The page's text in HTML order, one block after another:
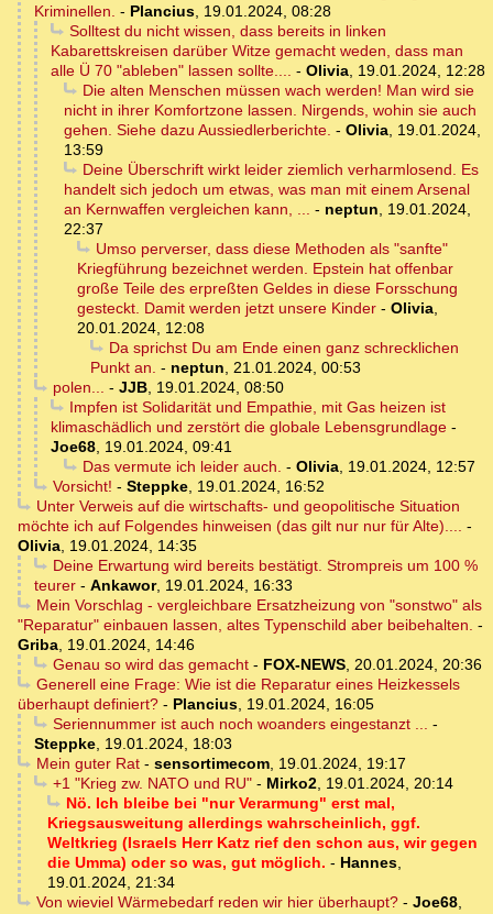
Kriminellen. - Plancius, 19.01.2024, 08:28
Solltest du nicht wissen, dass bereits in linken
Kabarettskreisen darüber Witze gemacht weden, dass man
alle Ü 70 "ableben" lassen sollte.... - Olivia, 19.01.2024, 12:28
Die alten Menschen müssen wach werden! Man wird sie
nicht in ihrer Komfortzone lassen. Nirgends, wohin sie auch
gehen. Siehe dazu Aussiedlerberichte. - Olivia, 19.01.2024,
13:59
Deine Überschrift wirkt leider ziemlich verharmlosend. Es
handelt sich jedoch um etwas, was man mit einem Arsenal
an Kernwaffen vergleichen kann, ... - neptun, 19.01.2024,
22:37
Umso perverser, dass diese Methoden als "sanfte"
Kriegführung bezeichnet werden. Epstein hat offenbar
große Teile des erpreßten Geldes in diese Forsschung
gesteckt. Damit werden jetzt unsere Kinder - Olivia,
20.01.2024, 12:08
Da sprichst Du am Ende einen ganz schrecklichen
Punkt an. - neptun, 21.01.2024, 00:53
polen... - JJB, 19.01.2024, 08:50
Impfen ist Solidarität und Empathie, mit Gas heizen ist
klimaschädlich und zerstört die globale Lebensgrundlage -
Joe68, 19.01.2024, 09:41
Das vermute ich leider auch. - Olivia, 19.01.2024, 12:57
Vorsicht! - Steppke, 19.01.2024, 16:52
Unter Verweis auf die wirtschafts- und geopolitische Situation
möchte ich auf Folgendes hinweisen (das gilt nur nur für Alte).... -
Olivia, 19.01.2024, 14:35
Deine Erwartung wird bereits bestätigt. Strompreis um 100 %
teurer - Ankawor, 19.01.2024, 16:33
Mein Vorschlag - vergleichbare Ersatzheizung von "sonstwo" als
"Reparatur" einbauen lassen, altes Typenschild aber beibehalten. -
Griba, 19.01.2024, 14:46
Genau so wird das gemacht- FOX-NEWS, 20.01.2024, 20:36
Generell eine Frage: Wie ist die Reparatur eines Heizkessels
überhaupt definiert? - Plancius, 19.01.2024, 16:05
Seriennummer ist auch noch woanders eingestanzt ... -
Steppke, 19.01.2024, 18:03
Mein guter Rat- sensortimecom, 19.01.2024, 19:17
+1 "Krieg zw. NATO und RU"- Mirko2, 19.01.2024, 20:14
Nö. Ich bleibe bei "nur Verarmung" erst mal,
Kriegsausweitung allerdings wahrscheinlich, ggf.
Weltkrieg (Israels Herr Katz rief den schon aus, wir gegen
die Umma) oder so was, gut möglich. - Hannes,
19.01.2024, 21:34
Von wieviel Wärmebedarf reden wir hier überhaupt?- Joe68,